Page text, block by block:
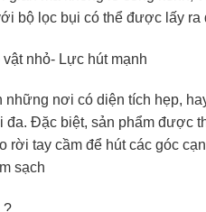
bộ lọc bụi có thể được lấy ra
nhỏ- Lực hút mạnh
những nơi có diện tích hẹp,
đa. Đặc biệt, sản phẩm được
rời tay cầm để hút các góc
sạch